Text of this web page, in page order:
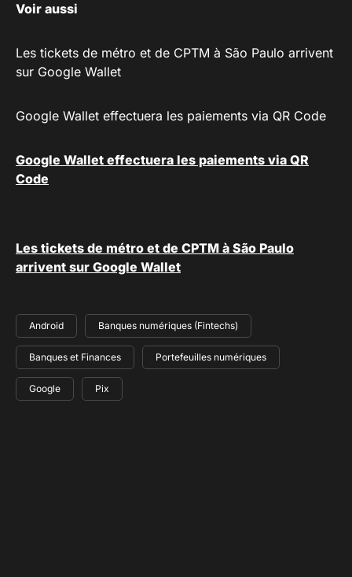
Voir aussi
Les tickets de métro et de CPTM à São Paulo arrivent
sur Google Wallet
Google Wallet effectuera les paiements via QR Code
Google Wallet effectuera les paiements via QR
Code
Les tickets de métro et de CPTM à São Paulo
arrivent sur Google Wallet
Android Banques numériques (Fintechs)
Banques et Finances Portefeuilles numériques
Google Pix